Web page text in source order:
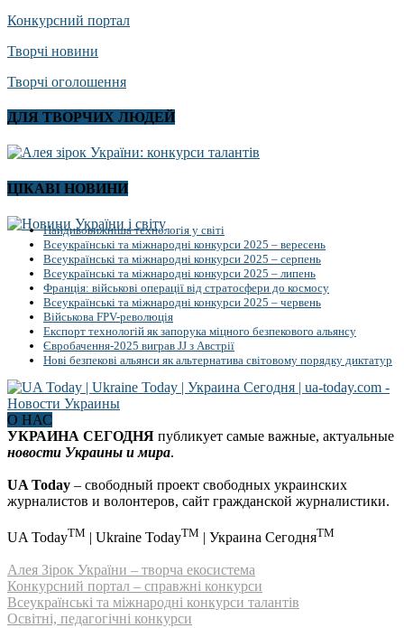
Конкурсний портал
Творчі новини
Творчі оголошення
ДЛЯ ТВОРЧИХ ЛЮДЕЙ
ЦІКАВІ НОВИНИ
Найдивовижніша технологія у світі
Всеукраїнські та міжнародні конкурси 2025 – вересень
Всеукраїнські та міжнародні конкурси 2025 – серпень
Всеукраїнські та міжнародні конкурси 2025 – липень
Франція: військові операції від стратосфери до космосу
Всеукраїнські та міжнародні конкурси 2025 – червень
Військова FPV-революція
Експорт технологій як запорука міцного безпекового альянсу
Євробачення-2025 виграв JJ з Австрії
Нові безпекові альянси як альтернатива світовому порядку диктатур
О НАС
УКРАИНА СЕГОДНЯ публикует самые важные, актуальные
новости Украины и мира.
UA Today – свободный проект свободных украинских
журналистов и волонтеров, сайт гражданской журналистики.
UA TodayTM | Ukraine TodayTM | Украина СегодняTM
Алея Зірок України – творча екосистема
Конкурсний портал – справжні конкурси
Всеукраїнські та міжнародні конкурси талантів
Освітні, педагогічні конкурси